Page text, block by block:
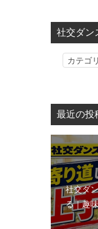
社交ダン
社
ン
ス・
レ
ッ
ス
ン
日
記
最近の投
社交ダ
る｜趣